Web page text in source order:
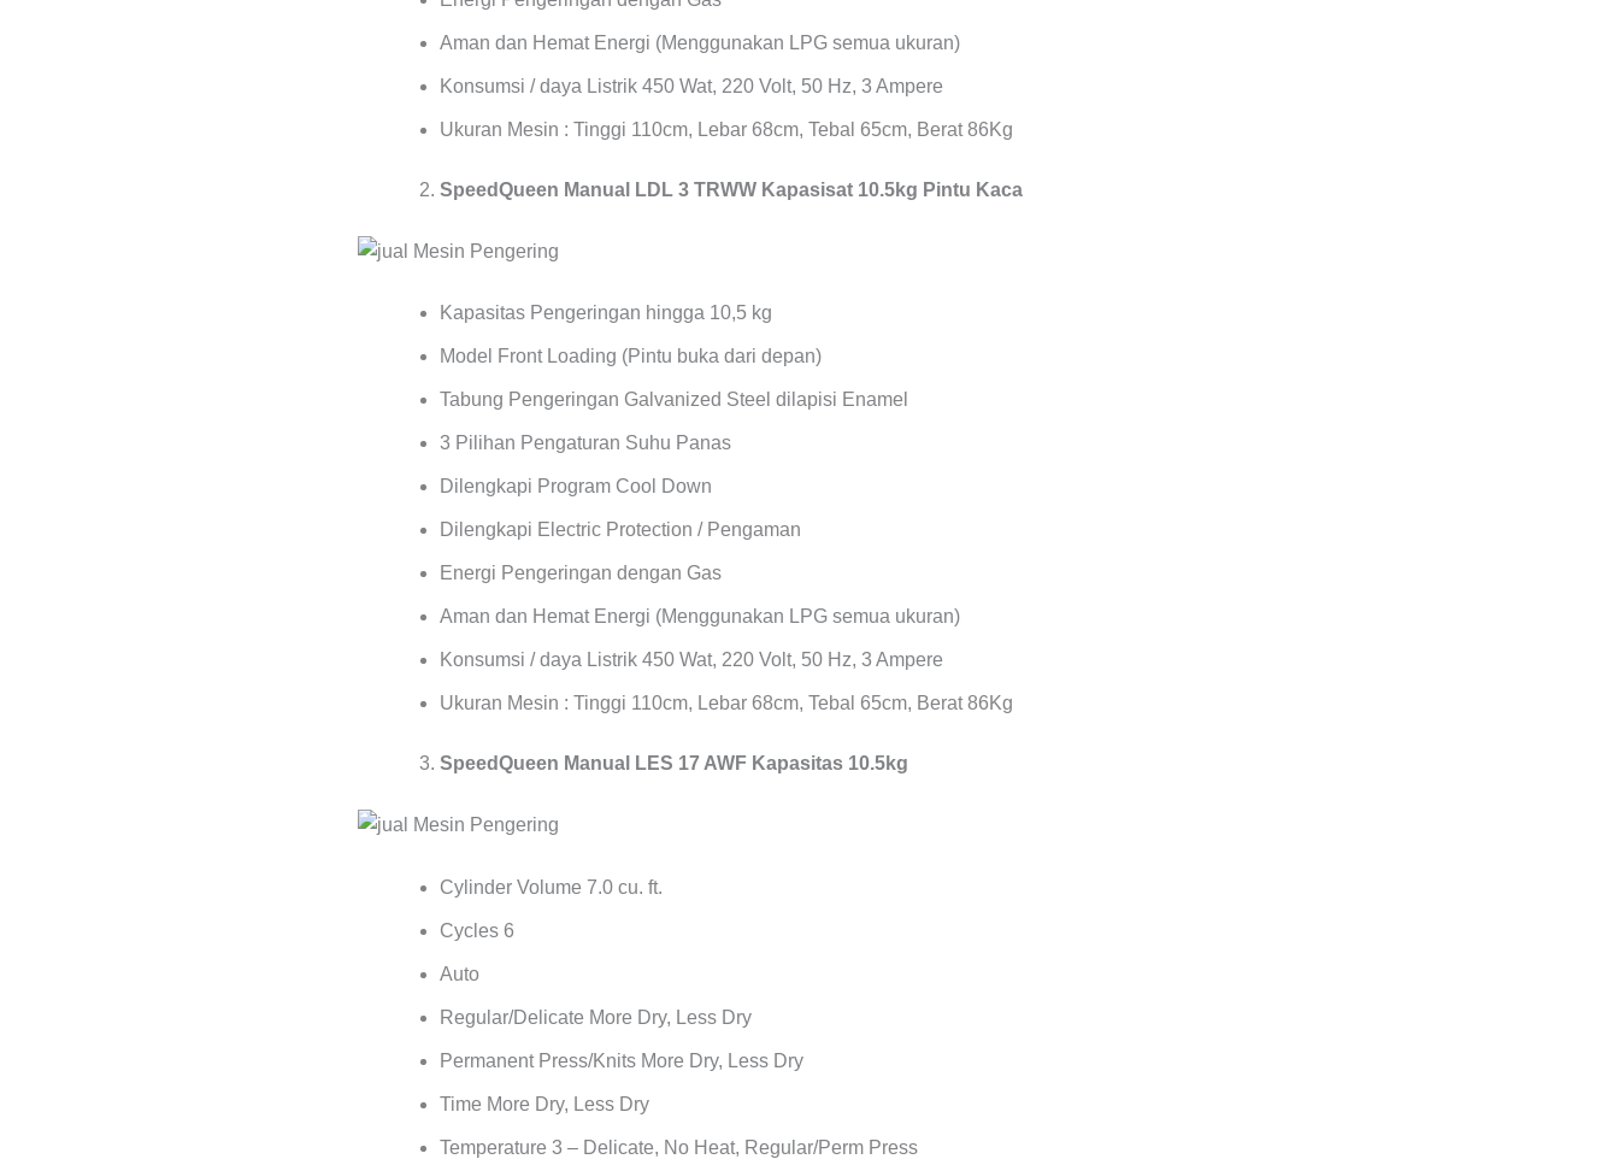
Aman dan Hemat Energi (Menggunakan LPG semua ukuran)
Konsumsi / daya Listrik 450 Wat, 220 Volt, 50 Hz, 3 Ampere
Ukuran Mesin : Tinggi 110cm, Lebar 68cm, Tebal 65cm, Berat 86Kg
SpeedQueen Manual LDL 3 TRWW Kapasisat 10.5kg Pintu Kaca
Kapasitas Pengeringan hingga 10,5 kg
Model Front Loading (Pintu buka dari depan)
Tabung Pengeringan Galvanized Steel dilapisi Enamel
3 Pilihan Pengaturan Suhu Panas
Dilengkapi Program Cool Down
Dilengkapi Electric Protection / Pengaman
Energi Pengeringan dengan Gas
Aman dan Hemat Energi (Menggunakan LPG semua ukuran)
Konsumsi / daya Listrik 450 Wat, 220 Volt, 50 Hz, 3 Ampere
Ukuran Mesin : Tinggi 110cm, Lebar 68cm, Tebal 65cm, Berat 86Kg
SpeedQueen Manual LES 17 AWF Kapasitas 10.5kg
Cylinder Volume 7.0 cu. ft.
Cycles 6
Auto
Regular/Delicate More Dry, Less Dry
Permanent Press/Knits More Dry, Less Dry
Time More Dry, Less Dry
Temperature 3 – Delicate, No Heat, Regular/Perm Press